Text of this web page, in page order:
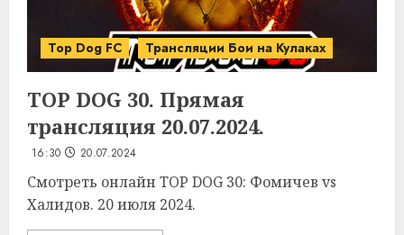
Top Dog FC Трансляции Бои на Кулаках
TOP DOG 30. Прямая
трансляция 20.07.2024.
16:30 20.07.2024
Смотреть онлайн TOP DOG 30: Фомичев vs
Халидов. 20 июля 2024.